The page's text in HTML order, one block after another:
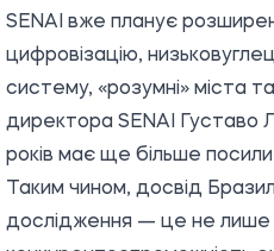
SENAI вже планує
цифровізацію,
систему, «розумні» міста
директора SENAI Густаво
років має ще більше
Таким чином, досвід
дослідження — це не лише